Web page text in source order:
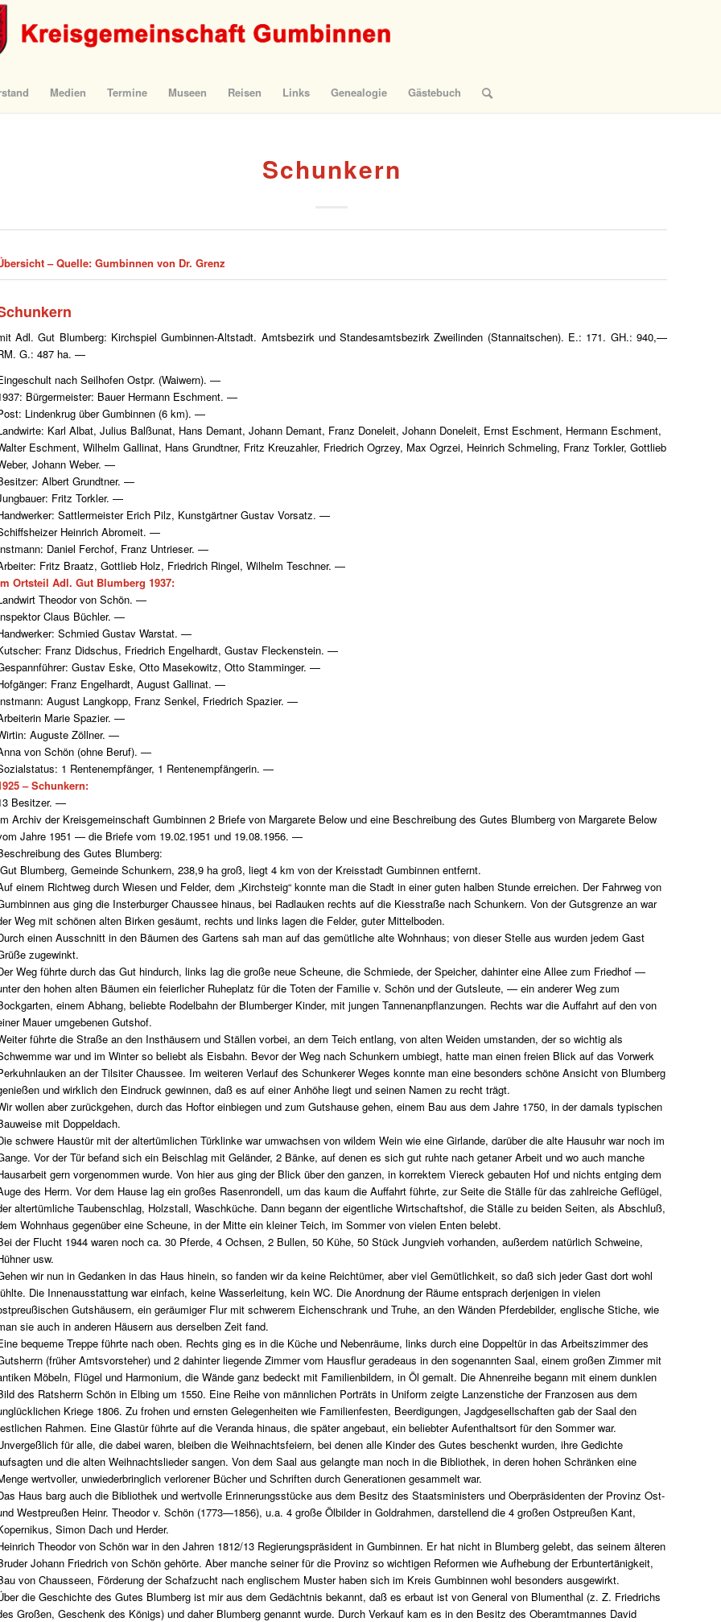
Medien Termine Museen Reisen Links Genealogie Gästebuch
Schunkern
–Quelle: Gumbinnen von Dr. Grenz
Adl. Gut Blumberg: Kirchspiel Gumbinnen-Altstadt. Amtsbezirk und Standesamtsbezirk Zweilinden (Stannaitschen). E.: 171. GH.: 940,—
G.: 487 ha. —
nach Seilhofen Ostpr. (Waiwern). —
Bürgermeister: Bauer Hermann Eschment. —
Lindenkrug über Gumbinnen (6 km). —
Karl Albat, Julius Balßunat, Hans Demant, Johann Demant, Franz Doneleit, Johann Doneleit, Ernst Eschment, Hermann Eschment,
Eschment, Wilhelm Gallinat, Hans Grundtner, Fritz Kreuzahler, Friedrich Ogrzey, Max Ogrzei, Heinrich Schmeling, Franz Torkler, Gottlieb
Johann Weber. —
Albert Grundtner. —
Fritz Torkler. —
Sattlermeister Erich Pilz, Kunstgärtner Gustav Vorsatz. —
Heinrich Abromeit. —
Daniel Ferchof, Franz Untrieser. —
Fritz Braatz, Gottlieb Holz, Friedrich Ringel, Wilhelm Teschner. —
Ortsteil Adl. Gut Blumberg 1937:
Theodor von Schön. —
Claus Büchler. —
Schmied Gustav Warstat. —
Franz Didschus, Friedrich Engelhardt, Gustav Fleckenstein. —
Gustav Eske, Otto Masekowitz, Otto Stamminger. —
Franz Engelhardt, August Gallinat. —
August Langkopp, Franz Senkel, Friedrich Spazier. —
Marie Spazier. —
Auguste Zöllner. —
von Schön (ohne Beruf). —
1 Rentenempfänger, 1 Rentenempfängerin. —
– Schunkern:
Besitzer. —
Archiv der Kreisgemeinschaft Gumbinnen 2 Briefe von Margarete Below und eine Beschreibung des Gutes Blumberg von Margarete Below
Jahre 1951 — die Briefe vom 19.02.1951 und 19.08.1956. —
des Gutes Blumberg:
Gut Blumberg, Gemeinde Schunkern, 238,9 ha groß, liegt 4 km von der Kreisstadt Gumbinnen entfernt.
einem Richtweg durch Wiesen und Felder, dem „Kirchsteig“ konnte man die Stadt in einer guten halben Stunde erreichen. Der Fahrweg von
aus ging die Insterburger Chaussee hinaus, bei Radlauken rechts auf die Kiesstraße nach Schunkern. Von der Gutsgrenze an war
Weg mit schönen alten Birken gesäumt, rechts und links lagen die Felder, guter Mittelboden.
einen Ausschnitt in den Bäumen des Gartens sah man auf das gemütliche alte Wohnhaus; von dieser Stelle aus wurden jedem Gast
zugewinkt.
Weg führte durch das Gut hindurch, links lag die große neue Scheune, die Schmiede, der Speicher, dahinter eine Allee zum Friedhof —
den hohen alten Bäumen ein feierlicher Ruheplatz für die Toten der Familie v. Schön und der Gutsleute, — ein anderer Weg zum
einem Abhang, beliebte Rodelbahn der Blumberger Kinder, mit jungen Tannenanpflanzungen. Rechts war die Auffahrt auf den von
Mauer umgebenen Gutshof.
führte die Straße an den Insthäusern und Ställen vorbei, an dem Teich entlang, von alten Weiden umstanden, der so wichtig als
war und im Winter so beliebt als Eisbahn. Bevor der Weg nach Schunkern umbiegt, hatte man einen freien Blick auf das Vorwerk
an der Tilsiter Chaussee. Im weiteren Verlauf des Schunkerer Weges konnte man eine besonders schöne Ansicht von Blumberg
und wirklich den Eindruck gewinnen, daß es auf einer Anhöhe liegt und seinen Namen zu recht trägt.
wollen aber zurückgehen, durch das Hoftor einbiegen und zum Gutshause gehen, einem Bau aus dem Jahre 1750, in der damals typischen
mit Doppeldach.
schwere Haustür mit der altertümlichen Türklinke war umwachsen von wildem Wein wie eine Girlande, darüber die alte Hausuhr war noch im
Vor der Tür befand sich ein Beischlag mit Geländer, 2 Bänke, auf denen es sich gut ruhte nach getaner Arbeit und wo auch manche
gern vorgenommen wurde. Von hier aus ging der Blick über den ganzen, in korrektem Viereck gebauten Hof und nichts entging dem
des Herrn. Vor dem Hause lag ein großes Rasenrondell, um das kaum die Auffahrt führte, zur Seite die Ställe für das zahlreiche Geflügel,
altertümliche Taubenschlag, Holzstall, Waschküche. Dann begann der eigentliche Wirtschaftshof, die Ställe zu beiden Seiten, als Abschluß,
Wohnhaus gegenüber eine Scheune, in der Mitte ein kleiner Teich, im Sommer von vielen Enten belebt.
der Flucht 1944 waren noch ca. 30 Pferde, 4 Ochsen, 2 Bullen, 50 Kühe, 50 Stück Jungvieh vorhanden, außerdem natürlich Schweine,
usw.
wir nun in Gedanken in das Haus hinein, so fanden wir da keine Reichtümer, aber viel Gemütlichkeit, so daß sich jeder Gast dort wohl
Die Innenausstattung war einfach, keine Wasserleitung, kein WC. Die Anordnung der Räume entsprach derjenigen in vielen
Gutshäusern, ein geräumiger Flur mit schwerem Eichenschrank und Truhe, an den Wänden Pferdebilder, englische Stiche, wie
sie auch in anderen Häusern aus derselben Zeit fand.
bequeme Treppe führte nach oben. Rechts ging es in die Küche und Nebenräume, links durch eine Doppeltür in das Arbeitszimmer des
(früher Amtsvorsteher) und 2 dahinter liegende Zimmer vom Hausflur geradeaus in den sogenannten Saal, einem großen Zimmer mit
Möbeln, Flügel und Harmonium, die Wände ganz bedeckt mit Familienbildern, in Öl gemalt. Die Ahnenreihe begann mit einem dunklen
des Ratsherrn Schön in Elbing um 1550. Eine Reihe von männlichen Porträts in Uniform zeigte Lanzenstiche der Franzosen aus dem
Kriege 1806. Zu frohen und ernsten Gelegenheiten wie Familienfesten, Beerdigungen, Jagdgesellschaften gab der Saal den
Rahmen. Eine Glastür führte auf die Veranda hinaus, die später angebaut, ein beliebter Aufenthaltsort für den Sommer war.
für alle, die dabei waren, bleiben die Weihnachtsfeiern, bei denen alle Kinder des Gutes beschenkt wurden, ihre Gedichte
und die alten Weihnachtslieder sangen. Von dem Saal aus gelangte man noch in die Bibliothek, in deren hohen Schränken eine
wertvoller, unwiederbringlich verlorener Bücher und Schriften durch Generationen gesammelt war.
Haus barg auch die Bibliothek und wertvolle Erinnerungsstücke aus dem Besitz des Staatsministers und Oberpräsidenten der Provinz Ost-
Westpreußen Heinr. Theodor v. Schön (1773—1856), u.a. 4 große Ölbilder in Goldrahmen, darstellend die 4 großen Ostpreußen Kant,
Simon Dach und Herder.
Theodor von Schön war in den Jahren 1812/13 Regierungspräsident in Gumbinnen. Er hat nicht in Blumberg gelebt, das seinem älteren
Johann Friedrich von Schön gehörte. Aber manche seiner für die Provinz so wichtigen Reformen wie Aufhebung der Erbuntertänigkeit,
von Chausseen, Förderung der Schafzucht nach englischem Muster haben sich im Kreis Gumbinnen wohl besonders ausgewirkt.
die Geschichte des Gutes Blumberg ist mir aus dem Gedächtnis bekannt, daß es erbaut ist von General von Blumenthal (z. Z. Friedrichs
Großen, Geschenk des Königs) und daher Blumberg genannt wurde. Durch Verkauf kam es in den Besitz des Oberamtmannes David